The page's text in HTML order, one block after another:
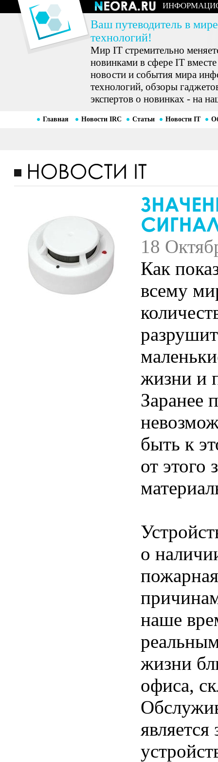
Ваш путеводитель в
технологий!
Мир IT стремительно
новинками в сфере IT
новости и события мира
технологий, обзоры
экспертов о новинках - на
Главная Новости IRC Статьи Новости IT
18
Как
всему
жизни и
Заранее
быть к
от этого
о
наше
жизни
офиса,